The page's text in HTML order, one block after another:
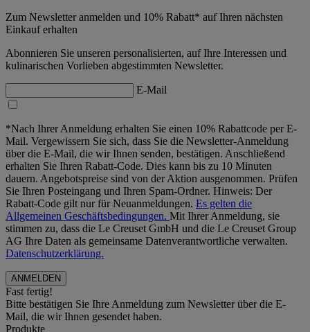
Zum Newsletter anmelden und 10% Rabatt* auf Ihren nächsten
Einkauf erhalten
Abonnieren Sie unseren personalisierten, auf Ihre Interessen und
kulinarischen Vorlieben abgestimmten Newsletter.
E-Mail
*Nach Ihrer Anmeldung erhalten Sie einen 10% Rabattcode per E-
Mail. Vergewissern Sie sich, dass Sie die Newsletter-Anmeldung
über die E-Mail, die wir Ihnen senden, bestätigen. Anschließend
erhalten Sie Ihren Rabatt-Code. Dies kann bis zu 10 Minuten
dauern. Angebotspreise sind von der Aktion ausgenommen. Prüfen
Sie Ihren Posteingang und Ihren Spam-Ordner. Hinweis: Der
Rabatt-Code gilt nur für Neuanmeldungen. Es gelten die
Allgemeinen Geschäftsbedingungen. Mit Ihrer Anmeldung, sie
stimmen zu, dass die Le Creuset GmbH und die Le Creuset Group
AG Ihre Daten als gemeinsame Datenverantwortliche verwalten.
Datenschutzerklärung.
Fast fertig!
Bitte bestätigen Sie Ihre Anmeldung zum Newsletter über die E-
Mail, die wir Ihnen gesendet haben.
Produkte